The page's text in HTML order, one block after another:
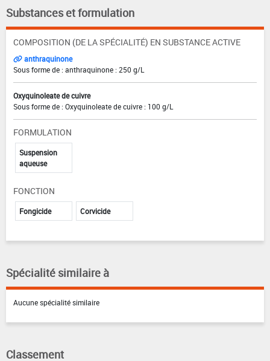
Substances et formulation
COMPOSITION (DE LA SPÉCIALITÉ) EN SUBSTANCE ACTIVE
anthraquinone
Sous forme de : anthraquinone : 250 g/L
Oxyquinoleate de cuivre
Sous forme de : Oxyquinoleate de cuivre : 100 g/L
FORMULATION
Suspension
aqueuse
FONCTION
Fongicide Corvicide
Spécialité similaire à
Aucune spécialité similaire
Classement